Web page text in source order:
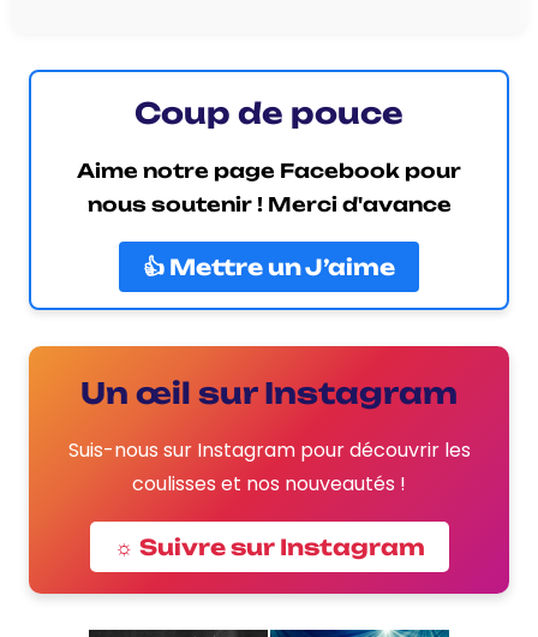
Coup de pouce
Aime notre page Facebook pour
nous soutenir ! Merci d'avance
👍 Mettre un J’aime
Un œil sur Instagram
Suis-nous sur Instagram pour découvrir les
coulisses et nos nouveautés !
☼ Suivre sur Instagram